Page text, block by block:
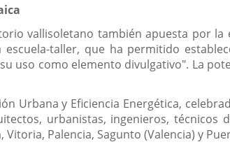
vallisoletano también apuesta por
escuela-taller, que ha permitido
uso como elemento divulgativo". La
Urbana y Eficiencia Energética,
urbanistas, ingenieros,
Vitoria, Palencia, Sagunto (Valencia) y